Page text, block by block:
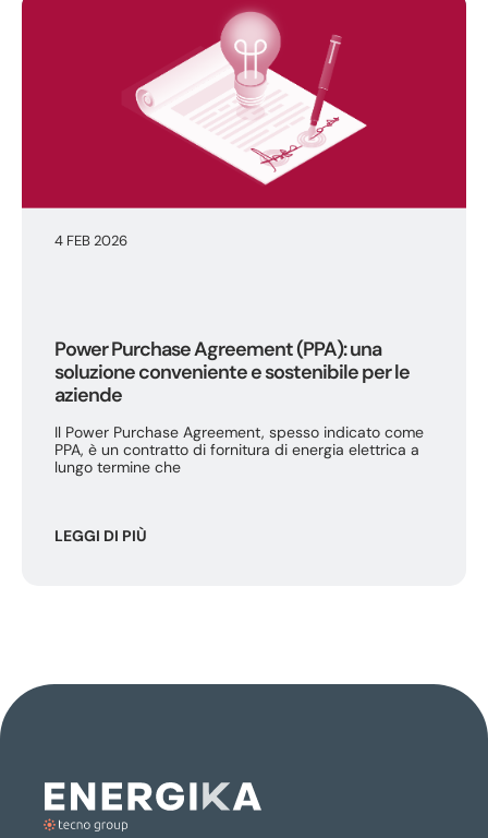
4 FEB 2026
Power Purchase Agreement (PPA): una
soluzione conveniente e sostenibile per le
aziende
Il Power Purchase Agreement, spesso indicato come
PPA, è un contratto di fornitura di energia elettrica a
lungo termine che
LEGGI DI PIÙ